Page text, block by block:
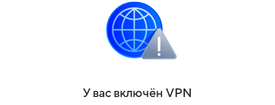
Достоверные новости всегда под рукой —
в канале «МК» в MAX.
Поделиться
У вас включён VPN